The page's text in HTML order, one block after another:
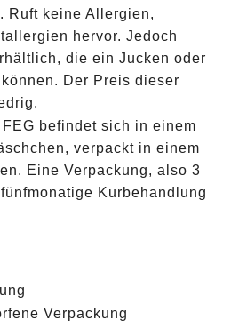
Ruft keine Allergien,
hervor. Jedoch
die ein Jucken oder
Der Preis dieser
befindet sich in einem
verpackt in einem
Eine Verpackung, also 3
Kurbehandlung
Verpackung